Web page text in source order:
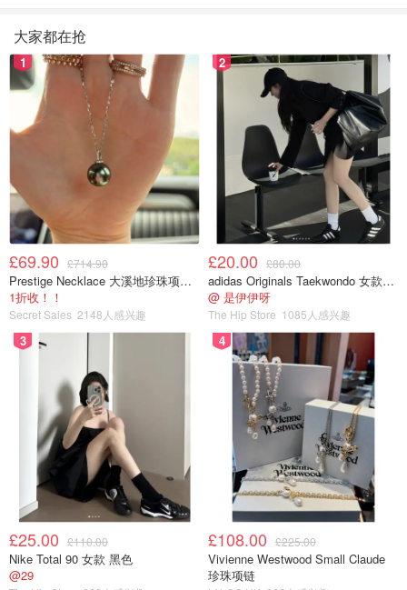
大家都在抢
1
£69.90 £714.90
Prestige Necklace 大溪地珍珠项链 10-11mm
1折收！！
Secret Sales 2148人感兴趣
2
£20.00 £80.00
adidas Originals Taekwondo 女款黑色运动鞋
@ 是伊伊呀
The Hip Store 1085人感兴趣
3
£25.00 £110.00
Nike Total 90 女款 黑色
@29
4
£108.00 £225.00
Vivienne Westwood Small Claude
珍珠项链